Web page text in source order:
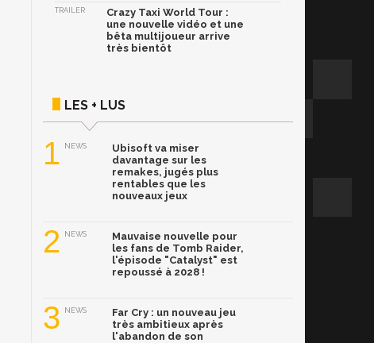
TRAILER
Crazy Taxi World Tour :
une nouvelle vidéo et une
bêta multijoueur arrive
très bientôt
LES + LUS
1 NEWS
Ubisoft va miser
davantage sur les
remakes, jugés plus
rentables que les
nouveaux jeux
2 NEWS
Mauvaise nouvelle pour
les fans de Tomb Raider,
l'épisode "Catalyst" est
repoussé à 2028 !
3 NEWS
Far Cry : un nouveau jeu
très ambitieux après
l'abandon de son